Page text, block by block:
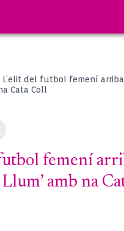
L’elit del futbol femení arriba
Cata Coll
femení
Llum’ amb na